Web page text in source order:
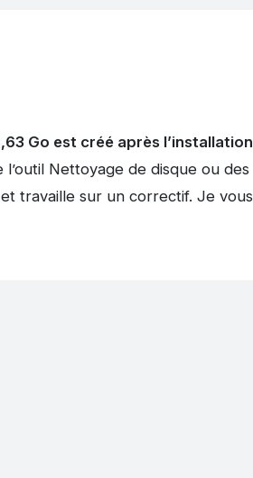
Go est créé après l’installation
Nettoyage de disque ou des
travaille sur un correctif. Je vous